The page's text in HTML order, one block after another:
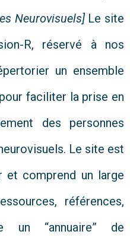
Neurovisuels]Le site
R, réservé à nos
un ensemble
faciliter la prise en
des personnes
Le site est
et comprend un large
références,
un “annuaire” de